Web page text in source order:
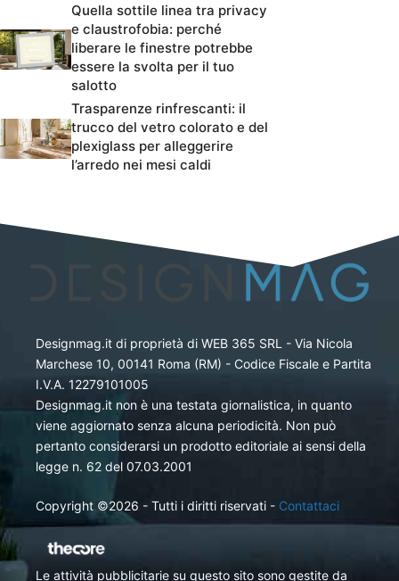
Quella sottile linea tra privacy
e claustrofobia: perché
liberare le finestre potrebbe
essere la svolta per il tuo
salotto
Trasparenze rinfrescanti: il
trucco del vetro colorato e del
plexiglass per alleggerire
l’arredo nei mesi caldi
Designmag.it di proprietà di WEB 365 SRL - Via Nicola
Marchese 10, 00141 Roma (RM) - Codice Fiscale e Partita
I.V.A. 12279101005
Designmag.it non è una testata giornalistica, in quanto
viene aggiornato senza alcuna periodicità. Non può
pertanto considerarsi un prodotto editoriale ai sensi della
legge n. 62 del 07.03.2001
Copyright ©2026 - Tutti i diritti riservati - Contattaci
Le attività pubblicitarie su questo sito sono gestite da